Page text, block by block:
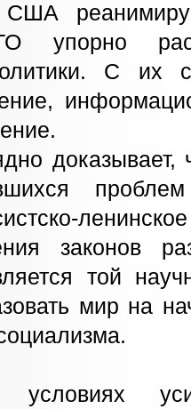
упорно
С их
доказывает,
законов
той
мир на